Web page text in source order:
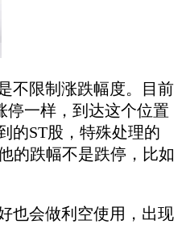
不限制涨跌幅度。目前
停一样，到达这个位置
的ST股，特殊处理的
的跌幅不是跌停，比如
也会做利空使用，出现